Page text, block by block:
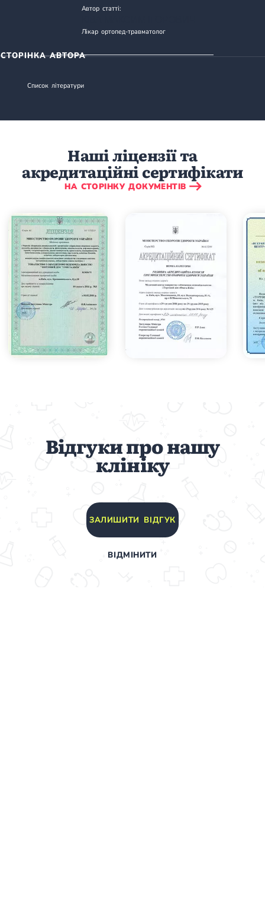
Автор статті:
Лікар ортопед-травматолог
СТОРІНКА АВТОРА
Список літератури
Наші ліцензії та
акредитаційні сертифікати
НА СТОРІНКУ ДОКУМЕНТІВ
Відгуки про нашу
клініку
ЗАЛИШИТИ ВІДГУК
ВІДМІНИТИ